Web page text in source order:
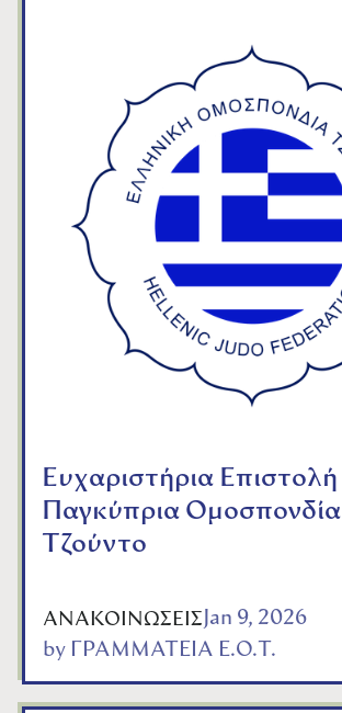
Ευχαριστήρια Επιστολή
Παγκύπρια Ομοσπονδία
Τζούντο
ΑΝΑΚΟΙΝΩΣΕΙΣ Jan 9, 2026
by ΓΡΑΜΜΑΤΕΙΑ Ε.Ο.Τ.